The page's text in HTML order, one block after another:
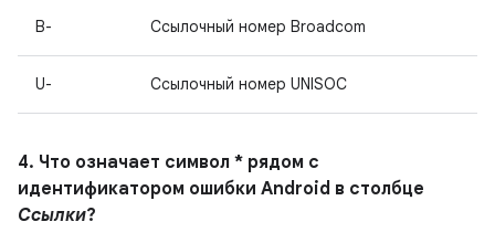
B- Ссылочный номер Broadcom
U- Ссылочный номер UNISOC
4. Что означает символ * рядом с
идентификатором ошибки Android в столбце
Ссылки?